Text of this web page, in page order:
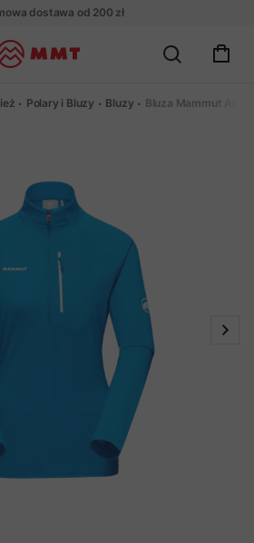
dostawa od 200 zł
Polary i Bluzy Bluzy Bluza Mammut